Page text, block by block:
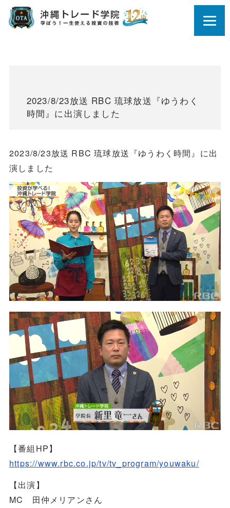
2023/8/23放送 RBC 琉球放送『ゆうわく
時間』に出演しました
2023/8/23放送 RBC 琉球放送『ゆうわく時間』に出
演しました
【番組HP】
https://www.rbc.co.jp/tv/tv_program/youwaku/
【出演】
MC 田仲メリアンさん